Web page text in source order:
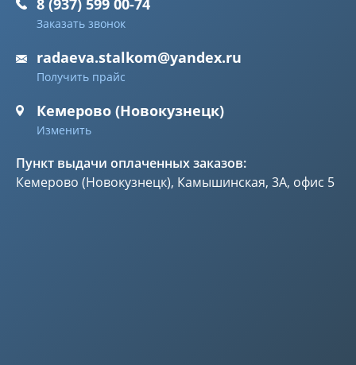
8 (937) 599 00-74
Заказать звонок
radaeva.stalkom@yandex.ru
Получить прайс
Кемерово (Новокузнецк)
Изменить
Пункт выдачи оплаченных заказов:
Кемерово (Новокузнецк), Камышинская, 3А, офис 5